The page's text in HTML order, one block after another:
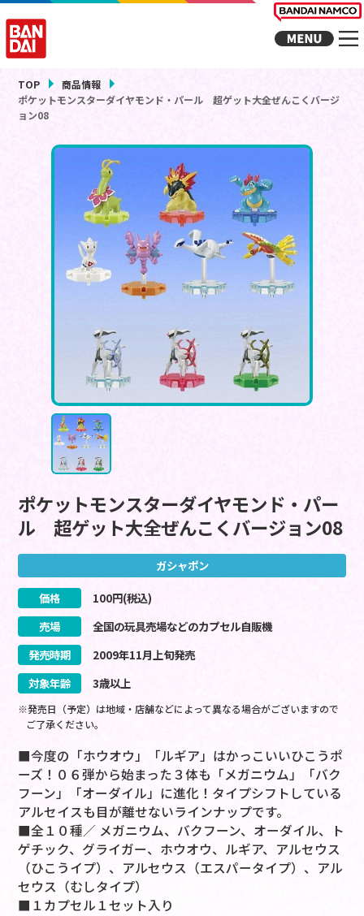
TOP
商品情報
ポケットモンスターダイヤモンド・パール 超ゲット大全ぜんこくバージ
ョン08
ポケットモンスターダイヤモンド・パー
ル 超ゲット大全ぜんこくバージョン08
ガシャポン
価格 100円(税込)
売場
全国の玩具売場などのカプセル自販機
発売時期
2009年11月上旬発売
対象年齢
3歳以上
※発売日（予定）は地域・店舗などによって異なる場合がございますので
ご了承ください。
■今度の「ホウオウ」「ルギア」はかっこいいひこうポ
ーズ！０６弾から始まった３体も「メガニウム」「バク
フーン」「オーダイル」に進化！タイプシフトしている
アルセイスも目が離せないラインナップです。
■全１０種／ メガニウム、バクフーン、オーダイル、ト
ゲチック、グライガー、ホウオウ、ルギア、アルセウス
（ひこうイプ）、アルセウス（エスパータイプ）、アル
セウス（むしタイプ）
■１カプセル１セット入り